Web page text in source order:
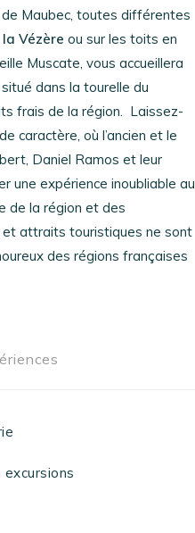
ES
Maubec, toutes différentes
Vézère ou sur les toits en
Muscate, vous accueillera
dans la tourelle du
frais de la région.
Laissez-
caractère, où l’ancien et le
Daniel Ramos et leur
une expérience inoubliable au
de la région et des
attraits touristiques ne sont
des régions françaises
excursions